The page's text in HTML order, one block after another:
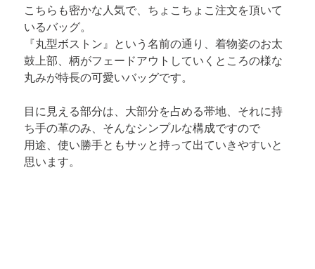
こちらも密かな人気で、ちょこちょこ注文を頂いて
いるバッグ。
『丸型ボストン』という名前の通り、着物姿のお太
鼓上部、柄がフェードアウトしていくところの様な
丸みが特長の可愛いバッグです。
目に見える部分は、大部分を占める帯地、それに持
ち手の革のみ、そんなシンプルな構成ですので
用途、使い勝手ともサッと持って出ていきやすいと
思います。